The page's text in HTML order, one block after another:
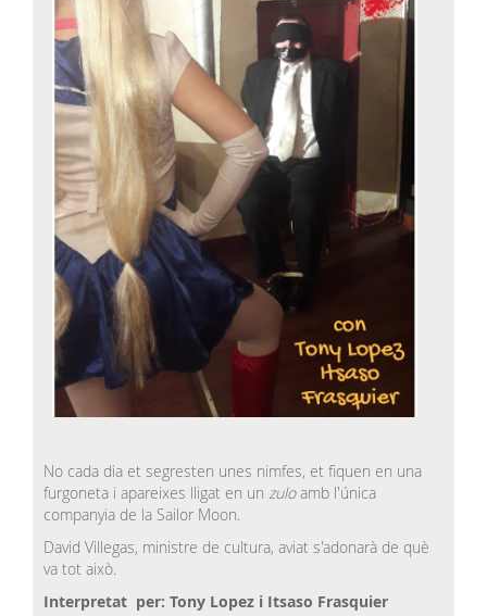
No cada dia et segresten unes nimfes, et fiquen en una
furgoneta i apareixes lligat en un zuloamb l'única
companyia de la Sailor Moon.
David Villegas, ministre de cultura, aviat s'adonarà de què
va tot això.
Interpretat per: Tony Lopez i Itsaso Frasquier